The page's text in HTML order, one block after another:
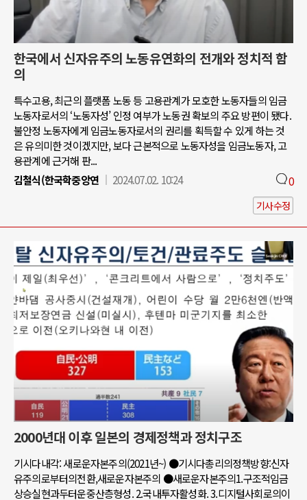
한국에서 신자유주의 노동유연화의 전개와 정치적 함
의
특수고용, 최근의 플랫폼 노동 등 고용관계가 모호한 노동자들의 임금
노동자로서의 ‘노동자성’ 인정 여부가 노동권 확보의 주요 방편이 됐다.
불안정 노동자에게 임금노동자로서의 권리를 획득할 수 있게 하는 것
은 유의미한 것이겠지만, 보다 근본적으로 노동자성을 임금노동자, 고
용관계에 근거해 판...
김철식(한국학중앙연
2024.07.02. 10:24 0
기사수정
2000년대 이후 일본의 경제정책과 정치구조
기시다내각: 새로운자본주의(2021년~) ●기시다총리의정책방향:신자
유주의로부터의전환,새로운자본주의 ●새로운자본주의1.구조적임금
상승실현과두터운중산층형성. 2.국내투자활성화. 3.디지털사회로의이